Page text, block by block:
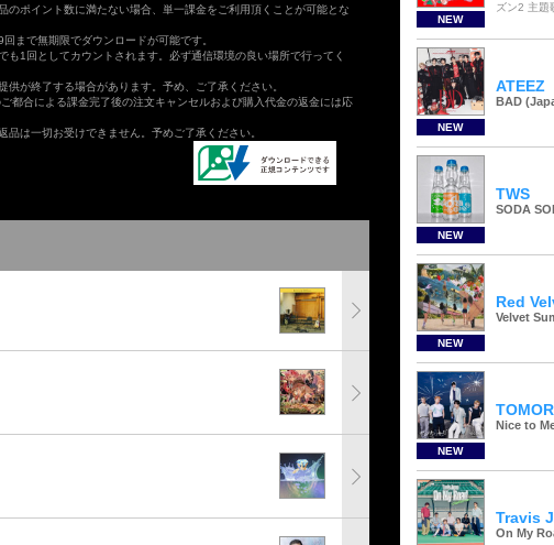
ポイント数に満たない場合、単一課金をご利用頂くことが可能とな
まで無期限でダウンロードが可能です。
1回としてカウントされます。必ず通信環境の良い場所で行ってく
が終了する場合があります。予め、ご了承ください。
都合による課金完了後の注文キャンセルおよび購入代金の返金には応
は一切お受けできません。予めご了承ください。
NEW
ズン2 主題
NEW
ATEEZ
BAD
NEW
TWS
SODA
NEW
Red
Velvet
NEW
Nice to
Travis
On My